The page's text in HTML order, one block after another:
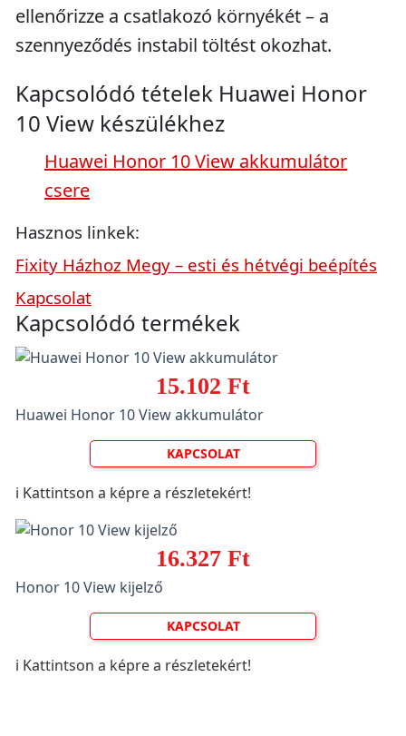
ellenőrizze a csatlakozó környékét – a
szennyeződés instabil töltést okozhat.
Kapcsolódó tételek Huawei Honor
10 View készülékhez
Huawei Honor 10 View akkumulátor
csere
Hasznos linkek:
Fixity Házhoz Megy – esti és hétvégi beépítés
Kapcsolat
Kapcsolódó termékek
15.102 Ft
Huawei Honor 10 View akkumulátor
KAPCSOLAT
ℹ️ Kattintson a képre a részletekért!
16.327 Ft
Honor 10 View kijelző
KAPCSOLAT
ℹ️ Kattintson a képre a részletekért!